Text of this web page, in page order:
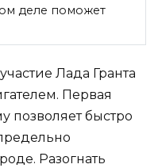
деле поможет
Лада Гранта
Первая
позволяет быстро
Разогнать